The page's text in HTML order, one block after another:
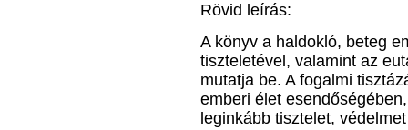
Rövid leírás:
A könyv a haldokló, beteg
tiszteletével, valamint az
mutatja be. A fogalmi
emberi élet
leginkább tisztelet,